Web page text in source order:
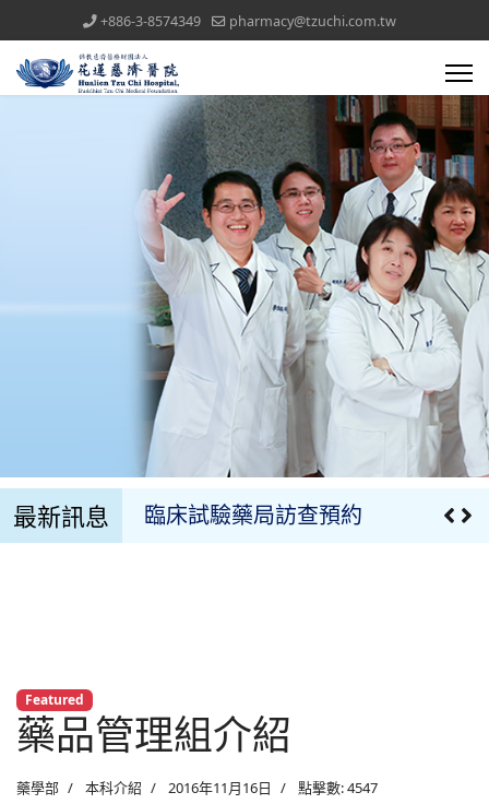
+886-3-8574349 pharmacy@tzuchi.com.tw
最新訊息
醫療團隊(all)文章對應模組
藥委會公告
臨床試驗藥局訪查預約
最新公告
疫苗專區
Featured
藥品管理組介紹
藥學部 本科介紹 2016年11月16日 點擊數: 4547